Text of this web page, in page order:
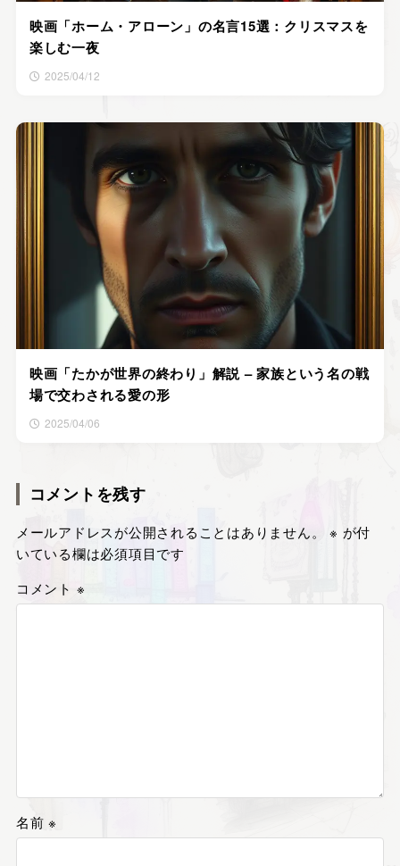
映画「ホーム・アローン」の名言15選：クリスマスを
楽しむ一夜
2025/04/12
映画「たかが世界の終わり」解説 – 家族という名の戦
場で交わされる愛の形
2025/04/06
コメントを残す
メールアドレスが公開されることはありません。 ※ が付
いている欄は必須項目です
コメント ※
名前※